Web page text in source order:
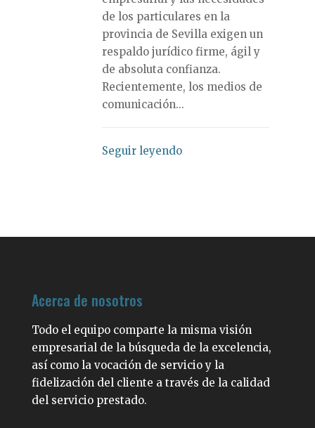
de los particulares en la
provincia de Sevilla exigen un
respaldo jurídico firme, ágil y
de absoluta confianza.
Recientemente, los medios de
comunicación...
Seguir leyendo
Acerca de nosotros
Todo el equipo comparte la misma visión
empresarial de la búsqueda de la excelencia,
así como la vocación de servicio y la
fidelización del cliente a través de la calidad
del servicio prestado.